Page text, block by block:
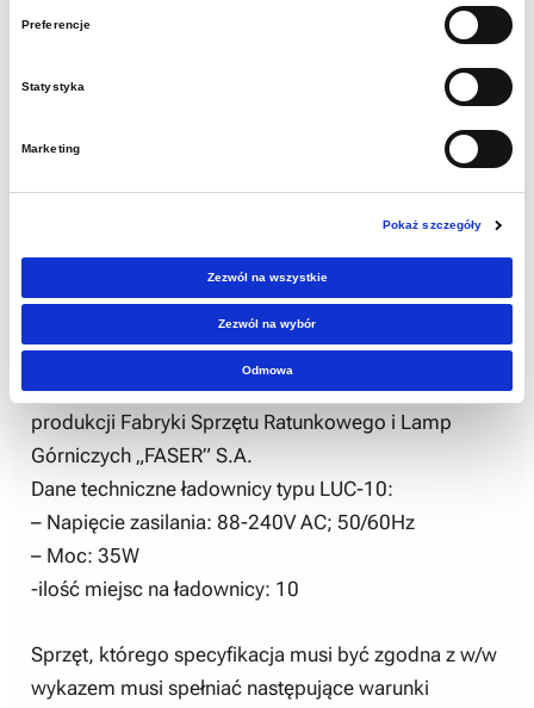
Preferencje
Statystyka
Marketing
Pokaż szczegóły
Zezwól na wszystkie
Zezwól na wybór
Odmowa
– maksymalny czas ładowania: do 6 godzin,
– stopień ochrony obudowy: IP65,
– nadajnik lokalizacyjny: brak,
– akumulator zintegrowany z głowicą oświetleniową
(brak kabla pomiędzy akumulatorem i głowicą),
– wymagany zaczep do mocowania na hełmie
Powyższe lampy muszą być kompatybilne i
współpracować z ładownicami typu LUC-10
produkcji Fabryki Sprzętu Ratunkowego i Lamp
Górniczych „FASER” S.A.
Dane techniczne ładownicy typu LUC-10:
– Napięcie zasilania: 88-240V AC; 50/60Hz
– Moc: 35W
-ilość miejsc na ładownicy: 10
Sprzęt, którego specyfikacja musi być zgodna z w/w
wykazem musi spełniać następujące warunki